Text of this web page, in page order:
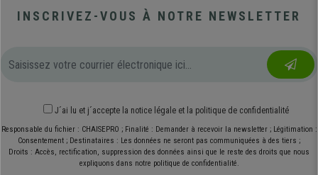
INSCRIVEZ-VOUS À NOTRE NEWSLETTER
J´ai lu et j´accepte la notice légale et la politique de confidentialité
Responsable du fichier : CHAISEPRO ; Finalité : Demander à recevoir la newsletter ; Légitimation :
Consentement ; Destinataires : Les données ne seront pas communiquées à des tiers ;
Droits : Accès, rectification, suppression des données ainsi que le reste des droits que nous
expliquons dans notre politique de confidentialité.